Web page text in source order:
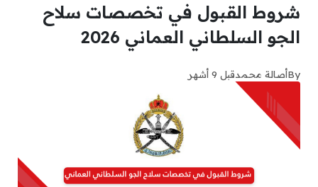
شروط القبول في تخصصات سلاح
الجو السلطاني العماني 2026
Byأصالة محمدقبل 9 أشهر